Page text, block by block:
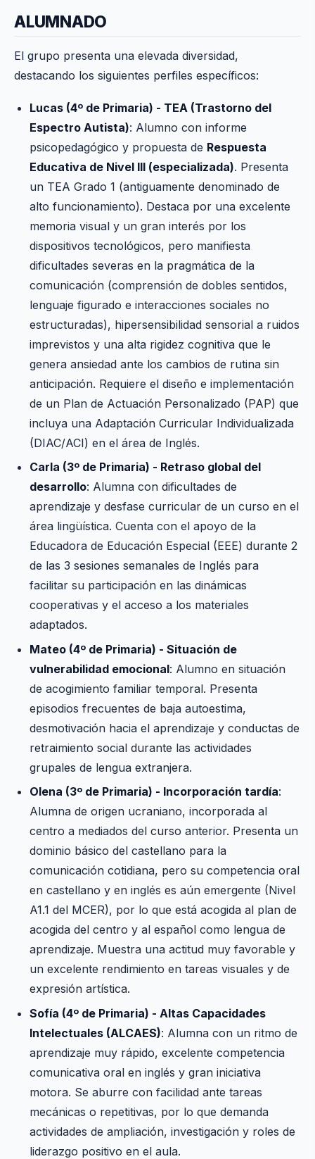
ALUMNADO
El grupo presenta una elevada diversidad,
destacando los siguientes perfiles específicos:
Lucas (4º de Primaria) - TEA (Trastorno del
Espectro Autista): Alumno con informe
psicopedagógico y propuesta de Respuesta
Educativa de Nivel III (especializada). Presenta
un TEA Grado 1 (antiguamente denominado de
alto funcionamiento). Destaca por una excelente
memoria visual y un gran interés por los
dispositivos tecnológicos, pero manifiesta
dificultades severas en la pragmática de la
comunicación (comprensión de dobles sentidos,
lenguaje figurado e interacciones sociales no
estructuradas), hipersensibilidad sensorial a ruidos
imprevistos y una alta rigidez cognitiva que le
genera ansiedad ante los cambios de rutina sin
anticipación. Requiere el diseño e implementación
de un Plan de Actuación Personalizado (PAP) que
incluya una Adaptación Curricular Individualizada
(DIAC/ACI) en el área de Inglés.
Carla (3º de Primaria) - Retraso global del
desarrollo: Alumna con dificultades de
aprendizaje y desfase curricular de un curso en el
área lingüística. Cuenta con el apoyo de la
Educadora de Educación Especial (EEE) durante 2
de las 3 sesiones semanales de Inglés para
facilitar su participación en las dinámicas
cooperativas y el acceso a los materiales
adaptados.
Mateo (4º de Primaria) - Situación de
vulnerabilidad emocional: Alumno en situación
de acogimiento familiar temporal. Presenta
episodios frecuentes de baja autoestima,
desmotivación hacia el aprendizaje y conductas de
retraimiento social durante las actividades
grupales de lengua extranjera.
Olena (3º de Primaria) - Incorporación tardía:
Alumna de origen ucraniano, incorporada al
centro a mediados del curso anterior. Presenta un
dominio básico del castellano para la
comunicación cotidiana, pero su competencia oral
en castellano y en inglés es aún emergente (Nivel
A1.1 del MCER), por lo que está acogida al plan de
acogida del centro y al español como lengua de
aprendizaje. Muestra una actitud muy favorable y
un excelente rendimiento en tareas visuales y de
expresión artística.
Sofía (4º de Primaria) - Altas Capacidades
Intelectuales (ALCAES): Alumna con un ritmo de
aprendizaje muy rápido, excelente competencia
comunicativa oral en inglés y gran iniciativa
motora. Se aburre con facilidad ante tareas
mecánicas o repetitivas, por lo que demanda
actividades de ampliación, investigación y roles de
liderazgo positivo en el aula.